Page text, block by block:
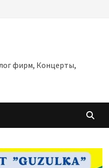
фирм, Концерты,